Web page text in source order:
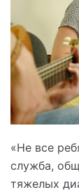
«Не все
служба,
тяжелых